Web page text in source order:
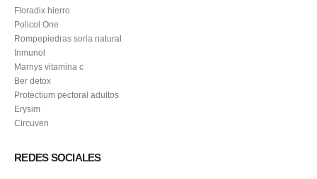
Floradix hierro
Policol One
Rompepiedras soria natural
Inmunol
Marnys vitamina c
Ber detox
Protectium pectoral adultos
Erysim
Circuven
REDES SOCIALES